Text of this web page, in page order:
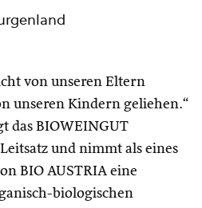
von unseren Eltern
unseren Kindern geliehen.“
das BIOWEINGUT
und nimmt als eines
BIO AUSTRIA eine
biologischen